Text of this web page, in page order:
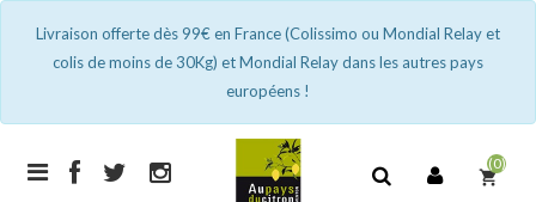
Livraison offerte dès 99€ en France (Colissimo ou Mondial Relay et
colis de moins de 30Kg) et Mondial Relay dans les autres pays
européens !
shopping_cart
(0)